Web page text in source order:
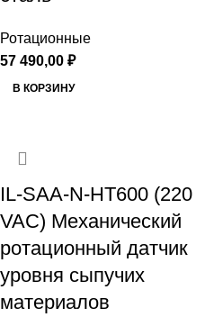
Ротационные
57 490,00 ₽
В КОРЗИНУ
IL-SAA-N-HT600 (220
VAC) Механический
ротационный датчик
уровня сыпучих
материалов